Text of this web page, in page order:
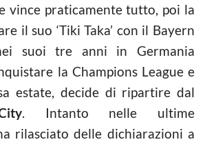
vince praticamente tutto, poi la
il suo ‘Tiki Taka’ con il Bayern
suoi tre anni in Germania
la Champions League e
estate, decide di ripartire dal
. Intanto nelle ultime
rilasciato delle dichiarazioni a